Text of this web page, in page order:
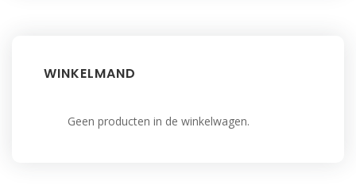
WINKELMAND
Geen producten in de winkelwagen.